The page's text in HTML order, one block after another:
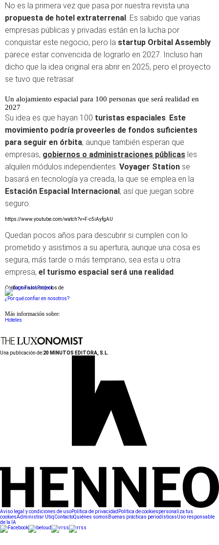
No es la primera vez que pasa por nuestra revista una
propuesta de hotel extraterrenal . Es sabido que varias
empresas públicas y privadas están en la lucha por
conquistar este negocio, pero la startup Orbital Assembly
parece estar convencida de lograrlo en 2027. Incluso han
dicho que la idea original era abrir en 2025, pero el proyecto
se tuvo que retrasar.
Un alojamiento espacial para 100 personas que será realidad en
2027
Su idea es que hayan 100 turistas espaciales Este
movimiento podría proveerles de fondos suficientes
para seguir en órbita, aunque también esperan que
empresas, gobiernos o administraciones públicas les
alquilen módulos independientes. Voyager Station se
basará en tecnología ya creada, la que se emplea en la
Estación Espacial Internacional, así que juegan sobre
seguro.
https://www.youtube.com/watch?v=F-c5iAyfgAU
Quedan pocos años para descubrir si cumplen con lo
prometido y asistimos a su apertura, aunque una cosa es
segura, más tarde o más temprano, sea esta u otra
empresa, el turismo espacial será una realidad
Conforme a los criterios de
¿Por qué confiar en nosotros?
Más información sobre:
Hoteles
Una publicación de:20 MINUTOS EDITORA, S.L.
Aviso legal y condiciones de usoPolítica de privacidad Política de cookiespersonaliza tus
cookiesAdministrar UtiqContactoQuiénes somos Buenas prácticas periodísticasUso responsable
de la IA